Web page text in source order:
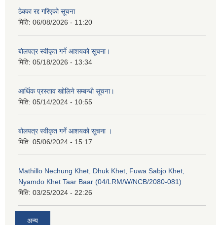
ठेक्का रद्द गरिएको सूचना
मिति: 06/08/2026 - 11:20
बोलपत्र स्वीकृत गर्ने आशयको सूचना।
मिति: 05/18/2026 - 13:34
आर्थिक प्रस्ताव खोलिने सम्बन्धी सूचना।
मिति: 05/14/2024 - 10:55
बोलपत्र स्वीकृत गर्ने आशयको सूचना ।
मिति: 05/06/2024 - 15:17
Mathillo Nechung Khet, Dhuk Khet, Fuwa Sabjo Khet,
Nyamdo Khet Taar Baar (04/LRM/W/NCB/2080-081)
मिति: 03/25/2024 - 22:26
अन्य